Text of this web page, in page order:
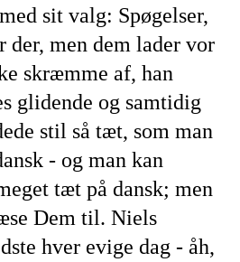
sit valg: Spøgelser,
der, men dem lader vor
skræmme af, han
glidende og samtidig
stil så tæt, som man
- og man kan
tæt på dansk; men
Dem til. Niels
hver evige dag - åh,